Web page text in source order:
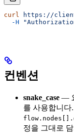
curl https://
  -H
컨벤션
snake_case —
를 사용합니다
정을 그대로